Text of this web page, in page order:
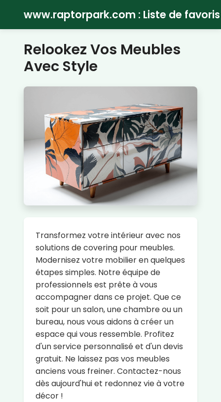
www.raptorpark.com : Liste de favoris
Relookez Vos Meubles
Avec Style
Transformez votre intérieur avec nos
solutions de covering pour meubles.
Modernisez votre mobilier en quelques
étapes simples. Notre équipe de
professionnels est prête à vous
accompagner dans ce projet. Que ce
soit pour un salon, une chambre ou un
bureau, nous vous aidons à créer un
espace qui vous ressemble. Profitez
d'un service personnalisé et d'un devis
gratuit. Ne laissez pas vos meubles
anciens vous freiner. Contactez-nous
dès aujourd'hui et redonnez vie à votre
décor !